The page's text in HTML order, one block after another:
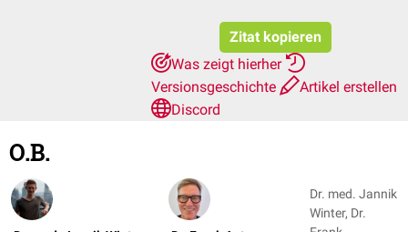
Zitat kopieren
Was zeigt hierher
Versionsgeschichte
Artikel erstellen
Discord
O.B.
Dr. med. Jannik
Winter, Dr.